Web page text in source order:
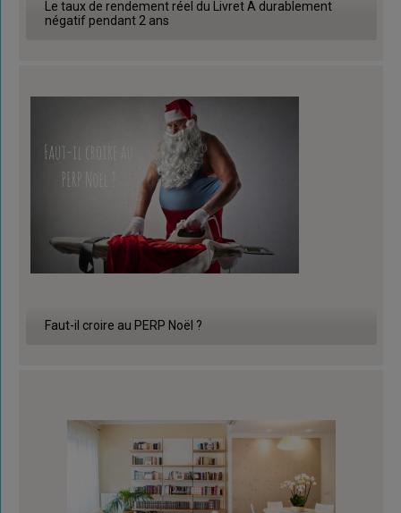
Le taux de rendement réel du Livret A durablement
négatif pendant 2 ans
Faut-il croire au PERP Noël ?